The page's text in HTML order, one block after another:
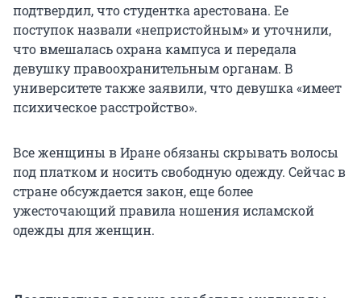
подтвердил, что студентка арестована. Ее
поступок назвали «непристойным» и уточнили,
что вмешалась охрана кампуса и передала
девушку правоохранительным органам. В
университете также заявили, что девушка «имеет
психическое расстройство».
Все женщины в Иране обязаны скрывать волосы
под платком и носить свободную одежду. Сейчас в
стране обсуждается закон, еще более
ужесточающий правила ношения исламской
одежды для женщин.